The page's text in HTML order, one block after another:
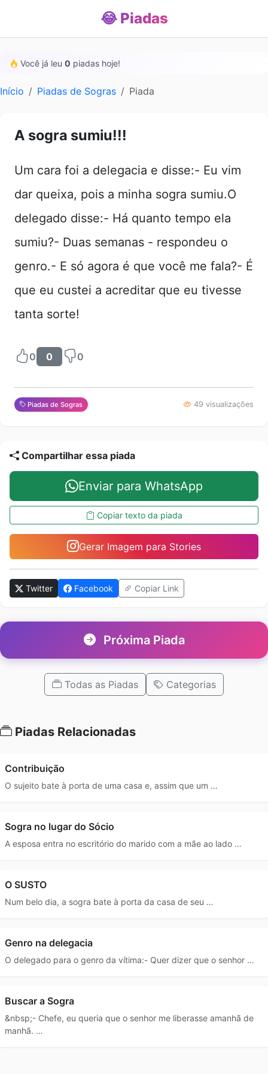
😂 Piadas
Você já leu 0 piadas hoje!
Início Piadas de Sogras Piada
A sogra sumiu!!!
Um cara foi a delegacia e disse:- Eu vim
dar queixa, pois a minha sogra sumiu.O
delegado disse:- Há quanto tempo ela
sumiu?- Duas semanas - respondeu o
genro.- E só agora é que você me fala?- É
que eu custei a acreditar que eu tivesse
tanta sorte!
0 0 0
Piadas de Sogras 49 visualizações
Compartilhar essa piada
Enviar para WhatsApp
Copiar texto da piada
Gerar Imagem para Stories
Twitter Facebook Copiar Link
Próxima Piada
Todas as Piadas Categorias
Piadas Relacionadas
Contribuição
O sujeito bate à porta de uma casa e, assim que um …
Sogra no lugar do Sócio
A esposa entra no escritório do marido com a mãe ao lado …
O SUSTO
Num belo dia, a sogra bate à porta da casa de seu …
Genro na delegacia
O delegado para o genro da vítima:- Quer dizer que o senhor …
Buscar a Sogra
&nbsp;- Chefe, eu queria que o senhor me liberasse amanhã de
manhã. …